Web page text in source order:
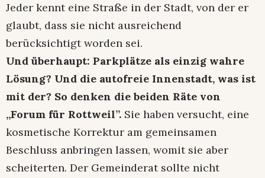
Jeder kennt eine Straße in der Stadt, von der er
glaubt, dass sie nicht ausreichend
berücksichtigt worden sei.
Und überhaupt: Parkplätze als einzig wahre
Lösung? Und die autofreie Innenstadt, was ist
mit der? So denken die beiden Räte von
„Forum für Rottweil”. Sie haben versucht, eine
kosmetische Korrektur am gemeinsamen
Beschluss anbringen lassen, womit sie aber
scheiterten. Der Gemeinderat sollte nicht